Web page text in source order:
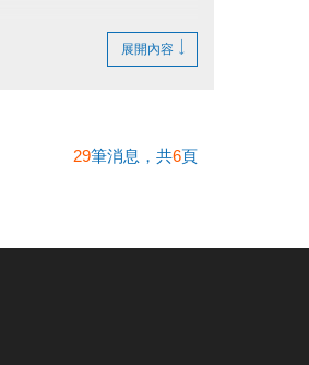
話預約。
展開內容
29筆消息，共6頁